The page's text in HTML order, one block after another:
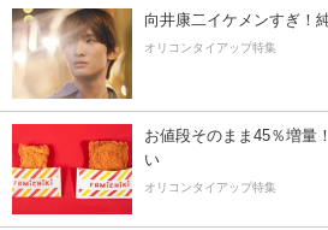
向井康二イケメンすぎ！
オリコンタイアップ特集
お値段そのまま45％増量
い
オリコンタイアップ特集